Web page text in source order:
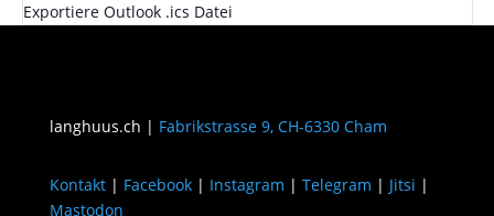
Exportiere Outlook .ics Datei
langhuus.ch | Fabrikstrasse 9, CH-6330 Cham
Kontakt| Facebook| Instagram | Telegram | Jitsi |
Mastodon